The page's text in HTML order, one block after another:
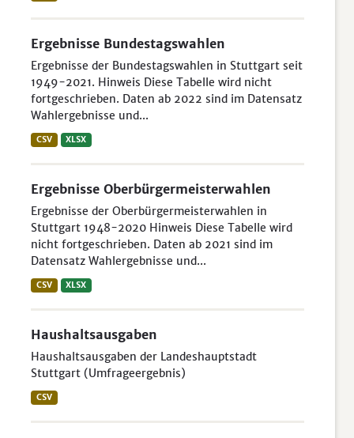
Ergebnisse Bundestagswahlen
Ergebnisse der Bundestagswahlen in Stuttgart seit
1949-2021. Hinweis Diese Tabelle wird nicht
fortgeschrieben. Daten ab 2022 sind im Datensatz
Wahlergebnisse und...
CSV XLSX
Ergebnisse Oberbürgermeisterwahlen
Ergebnisse der Oberbürgermeisterwahlen in
Stuttgart 1948-2020 Hinweis Diese Tabelle wird
nicht fortgeschrieben. Daten ab 2021 sind im
Datensatz Wahlergebnisse und...
CSV XLSX
Haushaltsausgaben
Haushaltsausgaben der Landeshauptstadt
Stuttgart (Umfrageergebnis)
CSV